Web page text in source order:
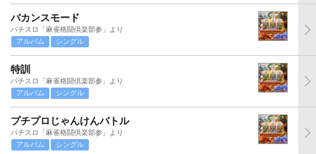
バカンスモード
パチスロ「麻雀格闘倶楽部参」より
アルバム
シングル
特訓
パチスロ「麻雀格闘倶楽部参」より
アルバム
シングル
プチプロじゃんけんバトル
パチスロ「麻雀格闘倶楽部参」より
アルバム
シングル